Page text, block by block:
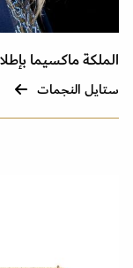
الملكة ماكسيما
ستايل النجمات